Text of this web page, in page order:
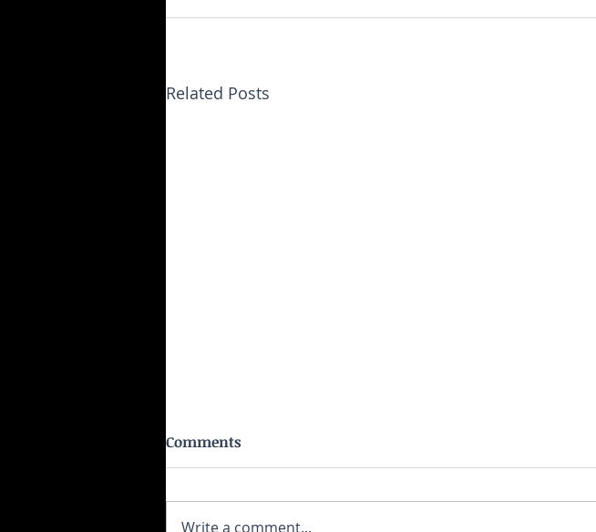
Related Posts
Comments
Write a comment...